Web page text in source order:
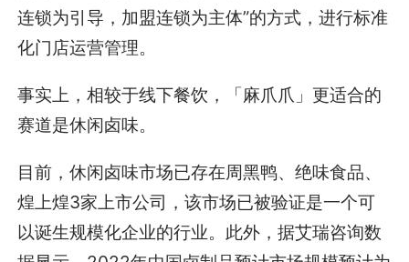
连锁为引导，加盟连锁为主体”的方式，进行标准
化门店运营管理。
事实上，相较于线下餐饮，「麻爪爪」更适合的
赛道是休闲卤味。
目前，休闲卤味市场已存在周黑鸭、绝味食品、
煌上煌3家上市公司，该市场已被验证是一个可
以诞生规模化企业的行业。此外，据艾瑞咨询数